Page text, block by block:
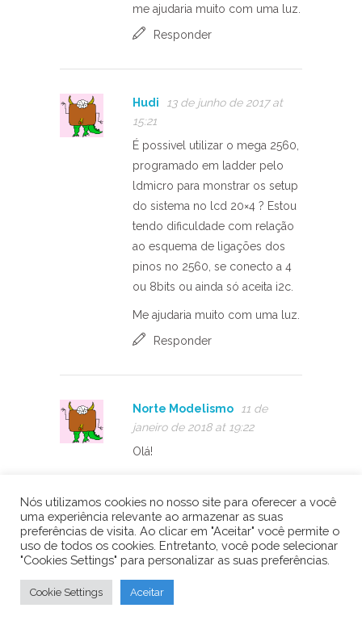
me ajudaria muito com uma luz.
Responder
Hudi
13 de junho de 2017 at
15:21
É possivel utilizar o mega 2560,
programado em ladder pelo
ldmicro para monstrar os setup
do sistema no lcd 20×4 ? Estou
tendo dificuldade com relação
ao esquema de ligações dos
pinos no 2560, se conecto a 4
ou 8bits ou ainda só aceita i2c.
Me ajudaria muito com uma luz.
Responder
Norte Modelismo
11 de
janeiro de 2018 at 19:22
Olá!
display tem de ficar a mais ou
menos 1 metro e meio da placa
arduino.
Como não encontrei cabo para
ligar, usei cabo de rede.
Nós utilizamos cookies no nosso site para oferecer a você
uma experiência relevante ao armazenar as suas
preferências de visita. Ao clicar em "Aceitar" você permite o
uso de todos os cookies. Entretanto, você pode selecionar
"Cookies Settings" para personalizar as suas preferências.
Cookie Settings Aceitar